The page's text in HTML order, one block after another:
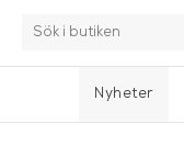
Nyheter